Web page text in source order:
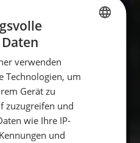
Ein Luftbild von der
verwenden
Technologien, um
Gerät zu
zuzugreifen und
wie Ihre IP-
und